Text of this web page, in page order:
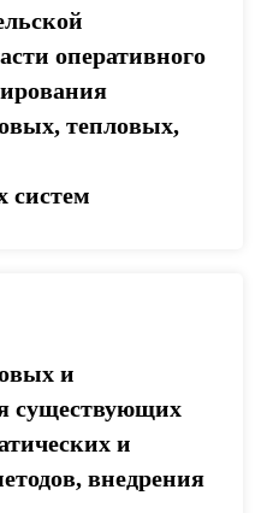
оперативного
тепловых,
систем
и
существующих
и
внедрения